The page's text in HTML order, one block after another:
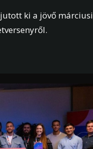
ki a jövő márciusi